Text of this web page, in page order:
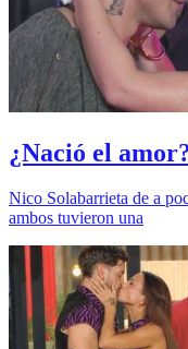
¿Nació el
Nico Solabarrieta de a
ambos tuvieron una